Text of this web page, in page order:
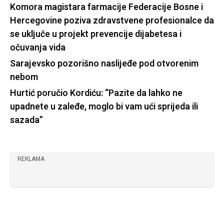
Komora magistara farmacije Federacije Bosne i
Hercegovine poziva zdravstvene profesionalce da
se uključe u projekt prevencije dijabetesa i
očuvanja vida
Sarajevsko pozorišno naslijeđe pod otvorenim
nebom
Hurtić poručio Kordiću: “Pazite da lahko ne
upadnete u zaleđe, moglo bi vam ući sprijeda ili
sazada”
REKLAMA